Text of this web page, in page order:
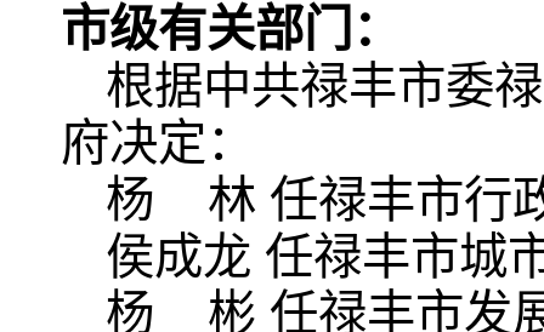
市级有关部门：
根据中共禄丰市委
府决定：
杨 林 任禄丰市行
侯成龙 任禄丰市城
杨 彬 任禄丰市发